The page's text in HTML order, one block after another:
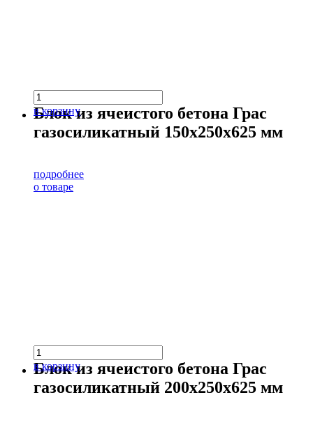
в корзину
Блок из ячеистого бетона Грас
газосиликатный 150х250х625 мм
подробнее
о товаре
в корзину
Блок из ячеистого бетона Грас
газосиликатный 200х250х625 мм